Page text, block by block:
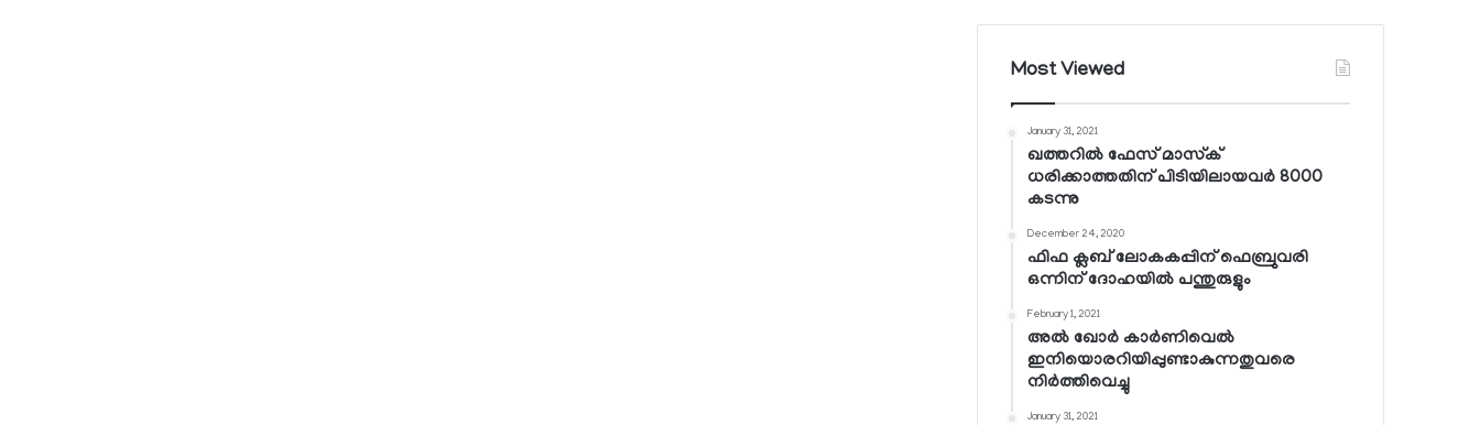
Most Viewed
January 31, 2021
ഖത്തറില്‍ ഫേസ് മാസ്‌ക്
ധരിക്കാത്തതിന് പിടിയിലായവര്‍ 8000
കടന്നു
December 24, 2020
ഫിഫ ക്ലബ് ലോകകപ്പിന് ഫെബ്രുവരി
ഒന്നിന് ദോഹയില്‍ പന്തുരുളും
February 1, 2021
അല്‍ ഖോര്‍ കാര്‍ണിവെല്‍
ഇനിയൊരറിയിപ്പുണ്ടാകുന്നതുവരെ
നിര്‍ത്തിവെച്ചു
January 31, 2021